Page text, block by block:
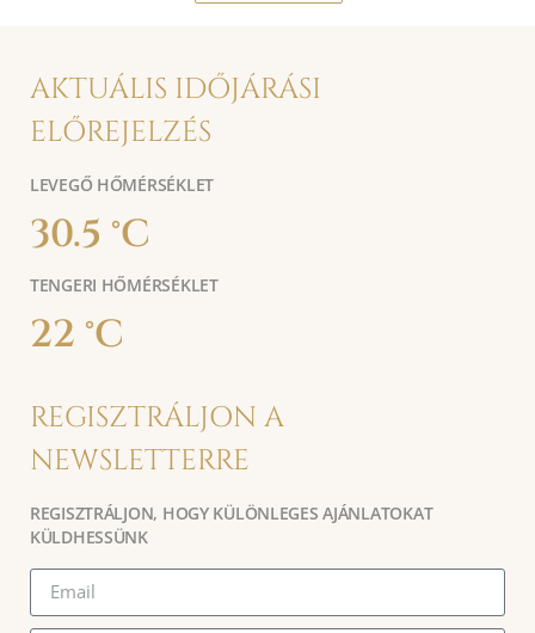
AKTUÁLIS IDŐJÁRÁSI
ELŐREJELZÉS
LEVEGŐ HŐMÉRSÉKLET
30.5 °C
TENGERI HŐMÉRSÉKLET
22 °C
REGISZTRÁLJON A
NEWSLETTERRE
REGISZTRÁLJON, HOGY KÜLÖNLEGES AJÁNLATOKAT
KÜLDHESSÜNK